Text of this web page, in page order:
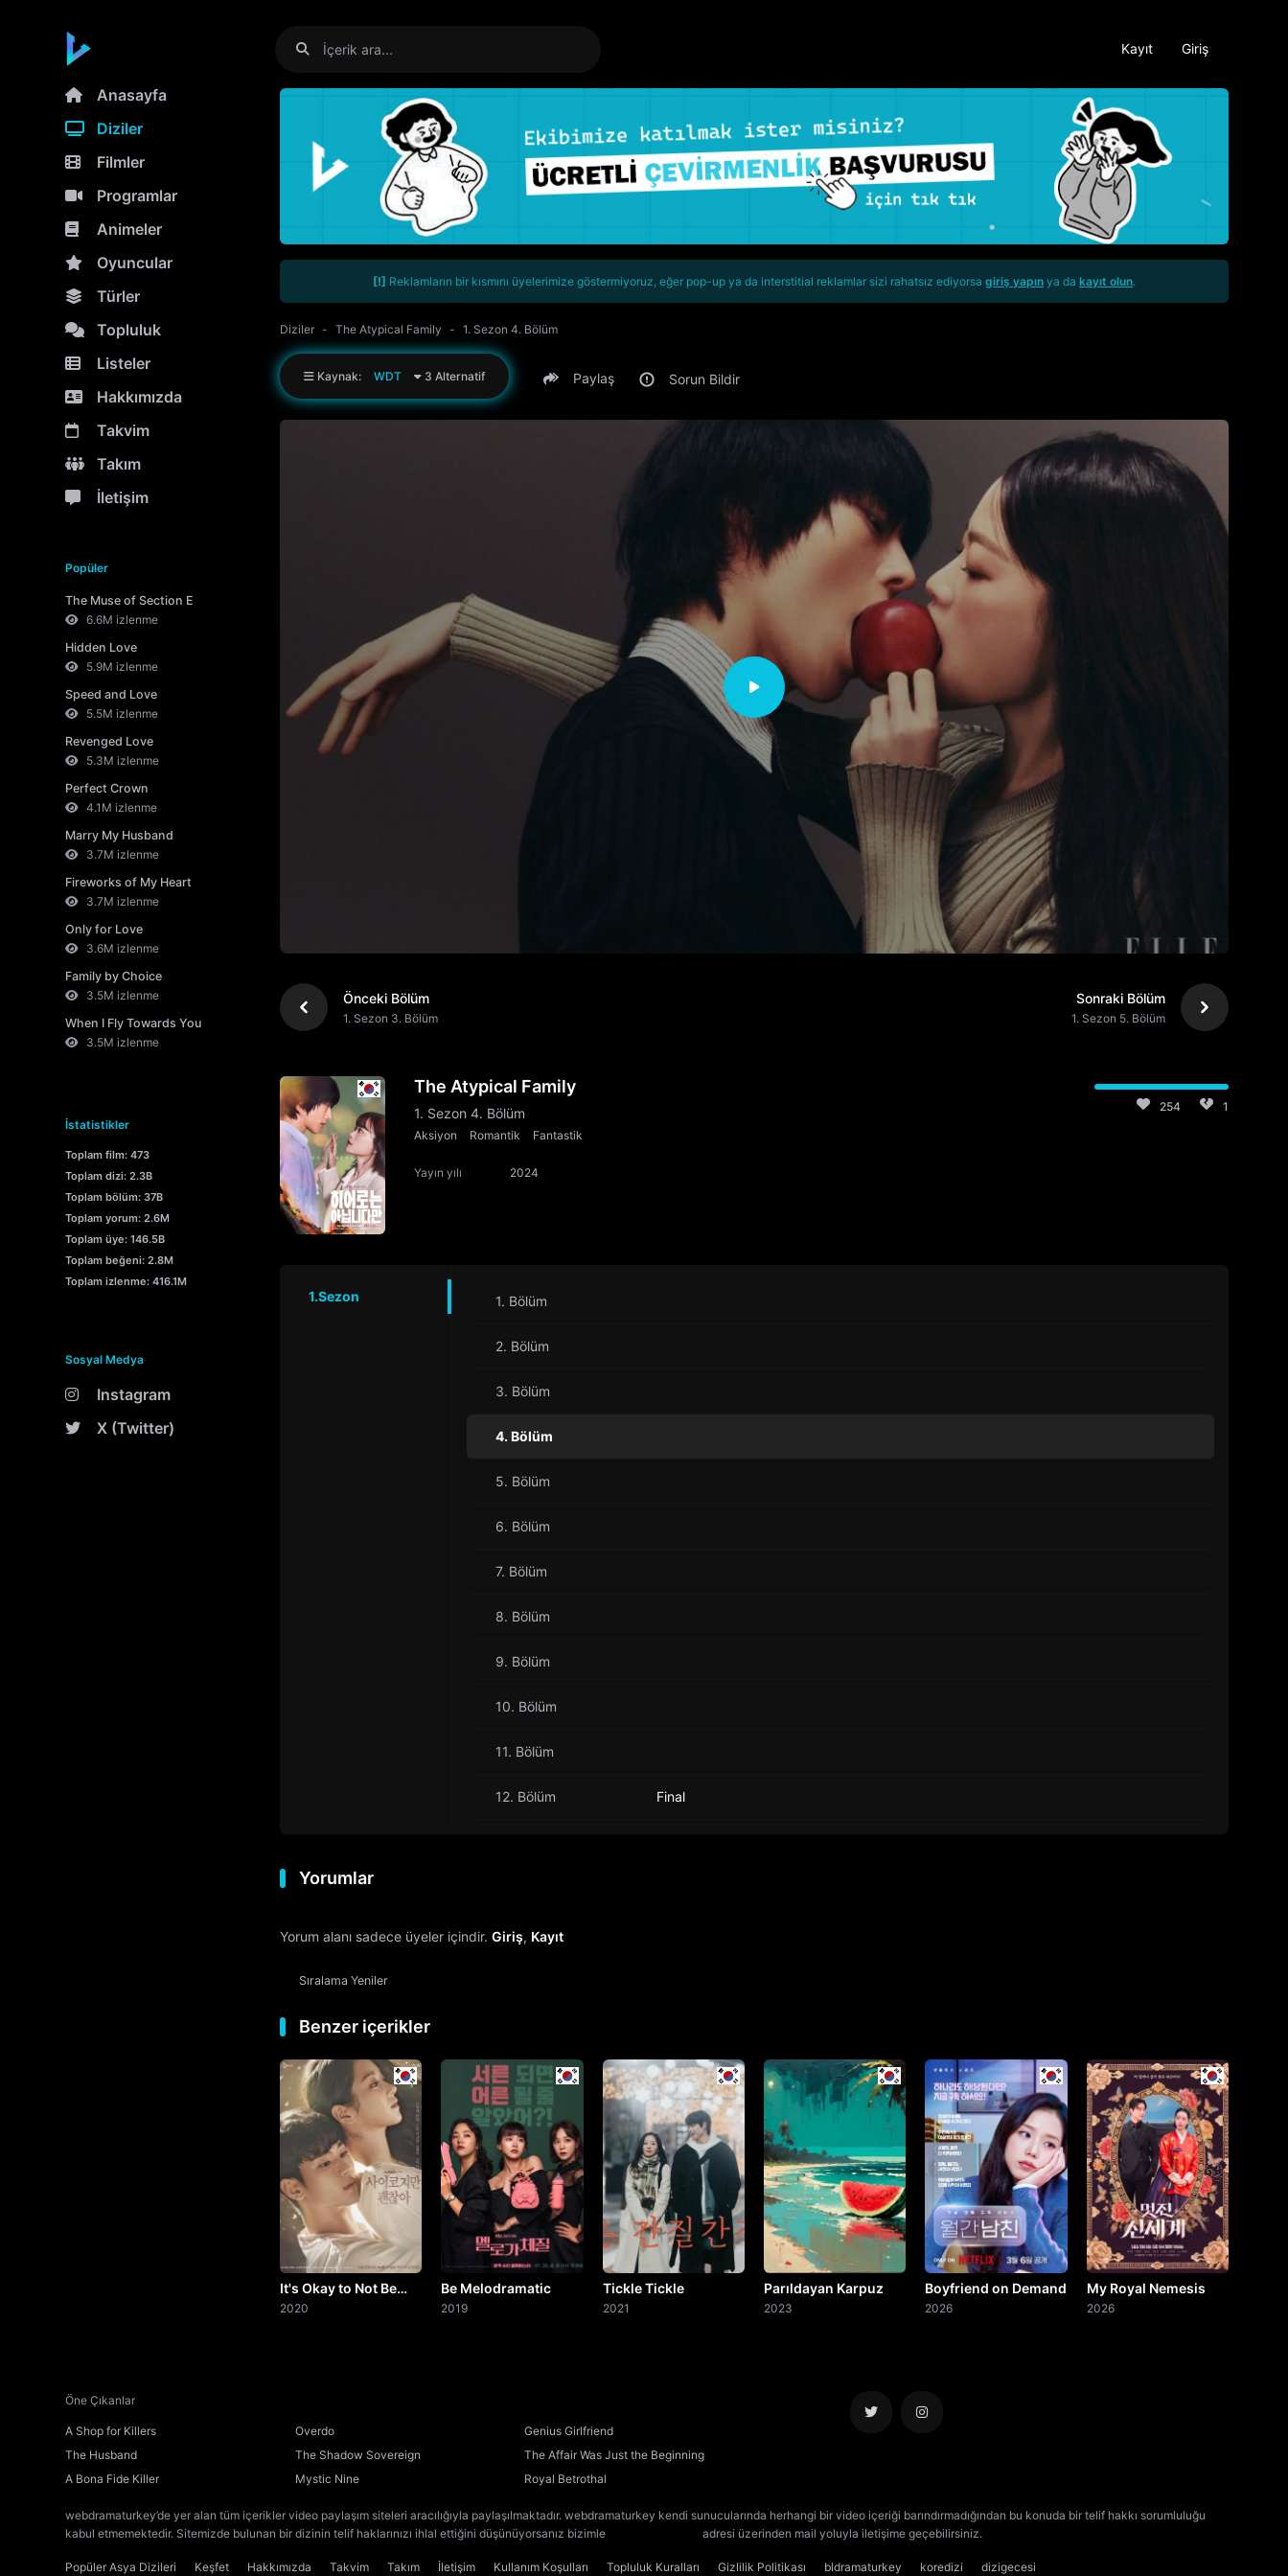
Kayıt Giriş
Anasayfa
Diziler
Filmler
Programlar
Animeler
Oyuncular
Türler
Topluluk
Listeler
Hakkımızda
Takvim
Takım
İletişim
Popüler
The Muse of Section E
6.6M izlenme
Hidden Love
5.9M izlenme
Speed and Love
5.5M izlenme
Revenged Love
5.3M izlenme
Perfect Crown
4.1M izlenme
Marry My Husband
3.7M izlenme
Fireworks of My Heart
3.7M izlenme
Only for Love
3.6M izlenme
Family by Choice
3.5M izlenme
When I Fly Towards You
3.5M izlenme
İstatistikler
Toplam film: 473
Toplam dizi: 2.3B
Toplam bölüm: 37B
Toplam yorum: 2.6M
Toplam üye: 146.5B
Toplam beğeni: 2.8M
Toplam izlenme: 416.1M
Sosyal Medya
Instagram
X (Twitter)
[!] Reklamların bir kısmını üyelerimize göstermiyoruz, eğer pop-up ya da interstitial reklamlar sizi rahatsız ediyorsa giriş yapın ya da kayıt olun.
Diziler The Atypical Family 1. Sezon 4. Bölüm
Kaynak: WDT 3 Alternatif Paylaş Sorun Bildir
Önceki Bölüm
1. Sezon 3. Bölüm
Sonraki Bölüm
1. Sezon 5. Bölüm
The Atypical Family
1. Sezon 4. Bölüm
Aksiyon Romantik Fantastik
Yayın yılı 2024
254 1
1.Sezon 1. Bölüm
2. Bölüm
3. Bölüm
4. Bölüm
5. Bölüm
6. Bölüm
7. Bölüm
8. Bölüm
9. Bölüm
10. Bölüm
11. Bölüm
12. Bölüm Final
Yorumlar
Yorum alanı sadece üyeler içindir. Giriş, Kayıt
Sıralama Yeniler
Benzer içerikler
It's Okay to Not Be
Okay
2020
Be Melodramatic
2019
Tickle Tickle
2021
Parıldayan Karpuz
2023
Boyfriend on Demand
2026
My Royal Nemesis
2026
Öne Çıkanlar
A Shop for Killers Overdo
Genius Girlfriend
The Husband
The Shadow Sovereign
The Affair Was Just the Beginning
A Bona Fide Killer
Mystic Nine Royal Betrothal
webdramaturkey’de yer alan tüm içerikler video paylaşım siteleri aracılığıyla paylaşılmaktadır. webdramaturkey kendi sunucularında herhangi bir video içeriği barındırmadığından bu konuda bir telif hakkı sorumluluğu
kabul etmemektedir. Sitemizde bulunan bir dizinin telif haklarınızı ihlal ettiğini düşünüyorsanız bizimle
adresi üzerinden mail yoluyla iletişime geçebilirsiniz.
Popüler Asya Dizileri Keşfet Hakkımızda Takvim Takım İletişim Kullanım Koşulları Topluluk Kuralları Gizlilik Politikası bldramaturkey koredizi dizigecesi